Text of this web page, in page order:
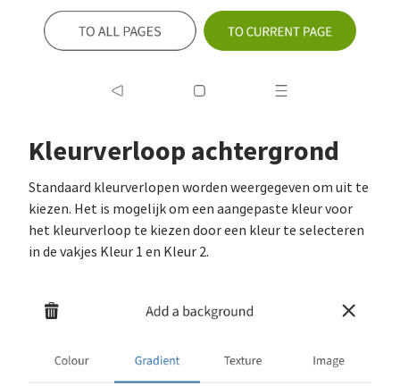
Kleurverloop achtergrond
Standaard kleurverlopen worden weergegeven om uit te
kiezen. Het is mogelijk om een aangepaste kleur voor
het kleurverloop te kiezen door een kleur te selecteren
in de vakjes Kleur 1 en Kleur 2.